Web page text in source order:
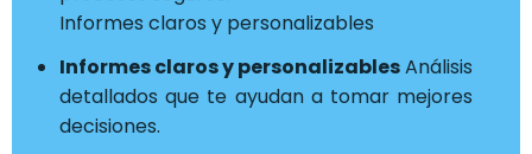
Informes claros y personalizables
Informes claros y personalizablesAnálisis
detallados que te ayudan a tomar mejores
decisiones.